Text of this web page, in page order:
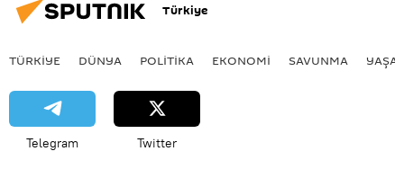
Türkiye
TÜRKIYE DÜNYA POLİTİKA EKONOMİ SAVUNMA
Telegram Twitter